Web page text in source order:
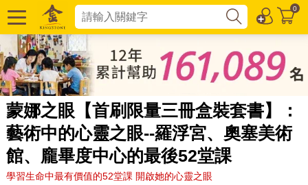
0
蒙娜之眼【首刷限量三冊盒裝套書】：
藝術中的心靈之眼--羅浮宮、奧塞美術
館、龐畢度中心的最後52堂課
學習生命中最有價值的52堂課 開啟她的心靈之眼